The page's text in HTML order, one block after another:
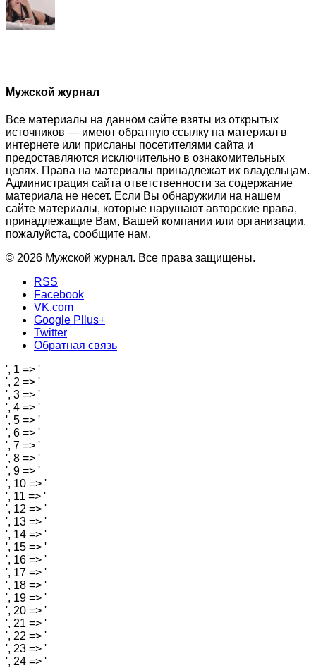
Мужской журнал
Все материалы на данном сайте взяты из открытых
источников — имеют обратную ссылку на материал в
интернете или присланы посетителями сайта и
предоставляются исключительно в ознакомительных
целях. Права на материалы принадлежат их владельцам.
Администрация сайта ответственности за содержание
материала не несет. Если Вы обнаружили на нашем
сайте материалы, которые нарушают авторские права,
принадлежащие Вам, Вашей компании или организации,
пожалуйста, сообщите нам.
© 2026 Мужской журнал. Все права защищены.
RSS
Facebook
VK.com
Google Pllus+
Twitter
Обратная связь
', 1 => '
', 2 => '
', 3 => '
', 4 => '
', 5 => '
', 6 => '
', 7 => '
', 8 => '
', 9 => '
', 10 => '
', 11 => '
', 12 => '
', 13 => '
', 14 => '
', 15 => '
', 16 => '
', 17 => '
', 18 => '
', 19 => '
', 20 => '
', 21 => '
', 22 => '
', 23 => '
', 24 => '